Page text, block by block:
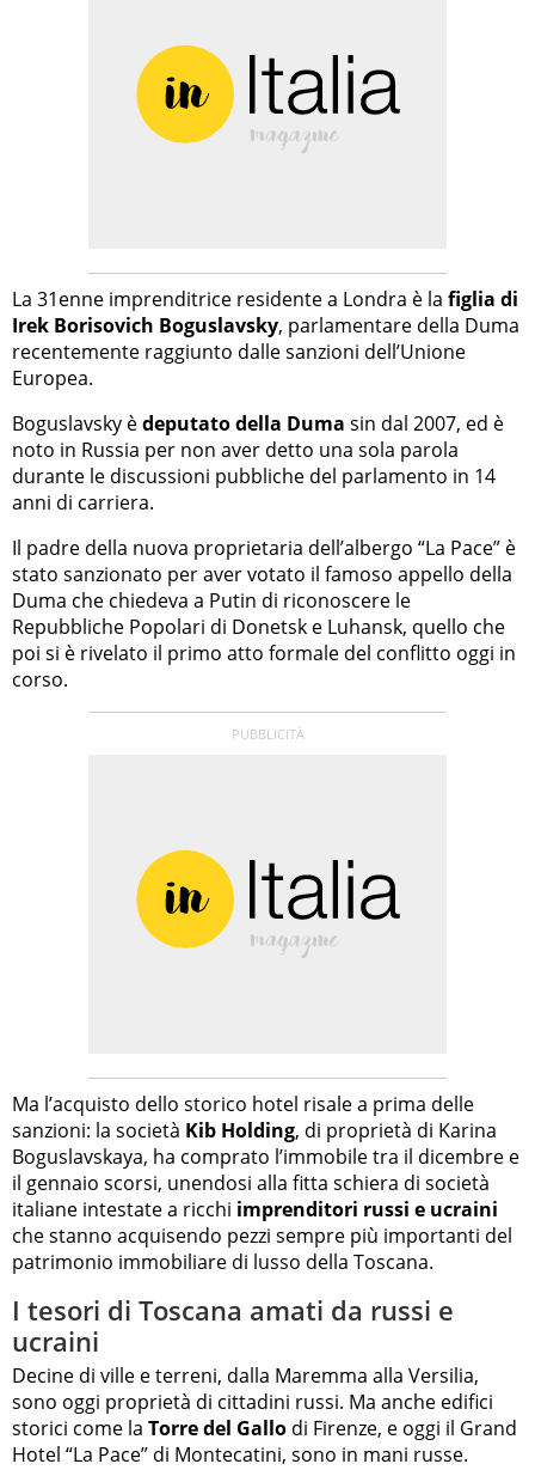
La 31enne imprenditrice residente a Londra è la figlia di
Irek Borisovich Boguslavsky, parlamentare della Duma
recentemente raggiunto dalle sanzioni dell’Unione
Europea.
Boguslavsky èdeputato della Duma sin dal 2007, ed è
noto in Russia per non aver detto una sola parola
durante le discussioni pubbliche del parlamento in 14
anni di carriera.
Il padre della nuova proprietaria dell’albergo “La Pace” è
stato sanzionato per aver votato il famoso appello della
Duma che chiedeva a Putin di riconoscere le
Repubbliche Popolari di Donetsk e Luhansk, quello che
poi si è rivelato il primo atto formale del conflitto oggi in
corso.
Ma l’acquisto dello storico hotel risale a prima delle
sanzioni: la società Kib Holding, di proprietà di Karina
Boguslavskaya, ha comprato l’immobile tra il dicembre e
il gennaio scorsi, unendosi alla fitta schiera di società
italiane intestate a ricchi imprenditori russi e ucraini
che stanno acquisendo pezzi sempre più importanti del
patrimonio immobiliare di lusso della Toscana.
I tesori di Toscana amati da russi e
ucraini
Decine di ville e terreni, dalla Maremma alla Versilia,
sono oggi proprietà di cittadini russi. Ma anche edifici
storici come la Torre del Gallo di Firenze, e oggi il Grand
Hotel “La Pace” di Montecatini, sono in mani russe.